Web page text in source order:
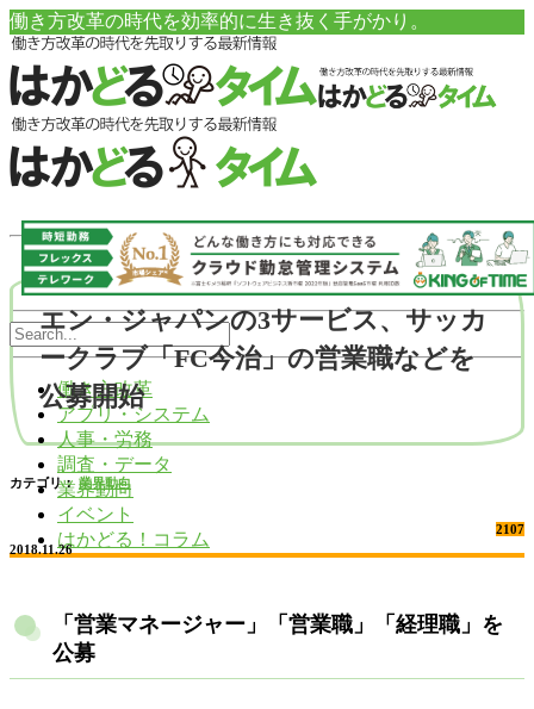
働き方改革の時代を効率的に生き抜く手がかり。
働き方改革
アプリ・システム
人事・労務
調査・データ
業界動向
イベント
はかどる！コラム
エン・ジャパンの3サービス、サッカ
ークラブ「FC今治」の営業職などを
公募開始
カテゴリ： 業界動向
2107
2018.11.26
「営業マネージャー」「営業職」「経理職」を
公募